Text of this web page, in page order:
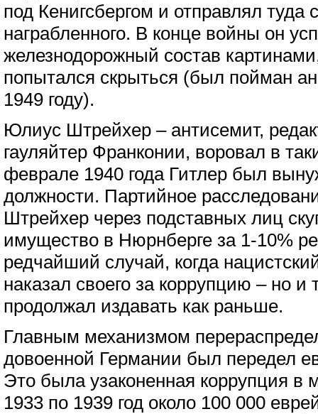
под Кенигсбергом и отправлял туда
награбленного. В конце войны он
железнодорожный состав
попытался скрыться (был пойман
1949 году).
Юлиус Штрейхер – антисемит,
гауляйтер Франконии, воровал в
феврале 1940 года Гитлер был
должности. Партийное
Штрейхер через подставных лиц
имущество в Нюрнберге за 1-10%
редчайший случай, когда
наказал своего за коррупцию – но и
продолжал издавать как раньше.
Главным механизмом
довоенной Германии был передел
Это была узаконенная коррупция в
1933 по 1939 год около 100 000